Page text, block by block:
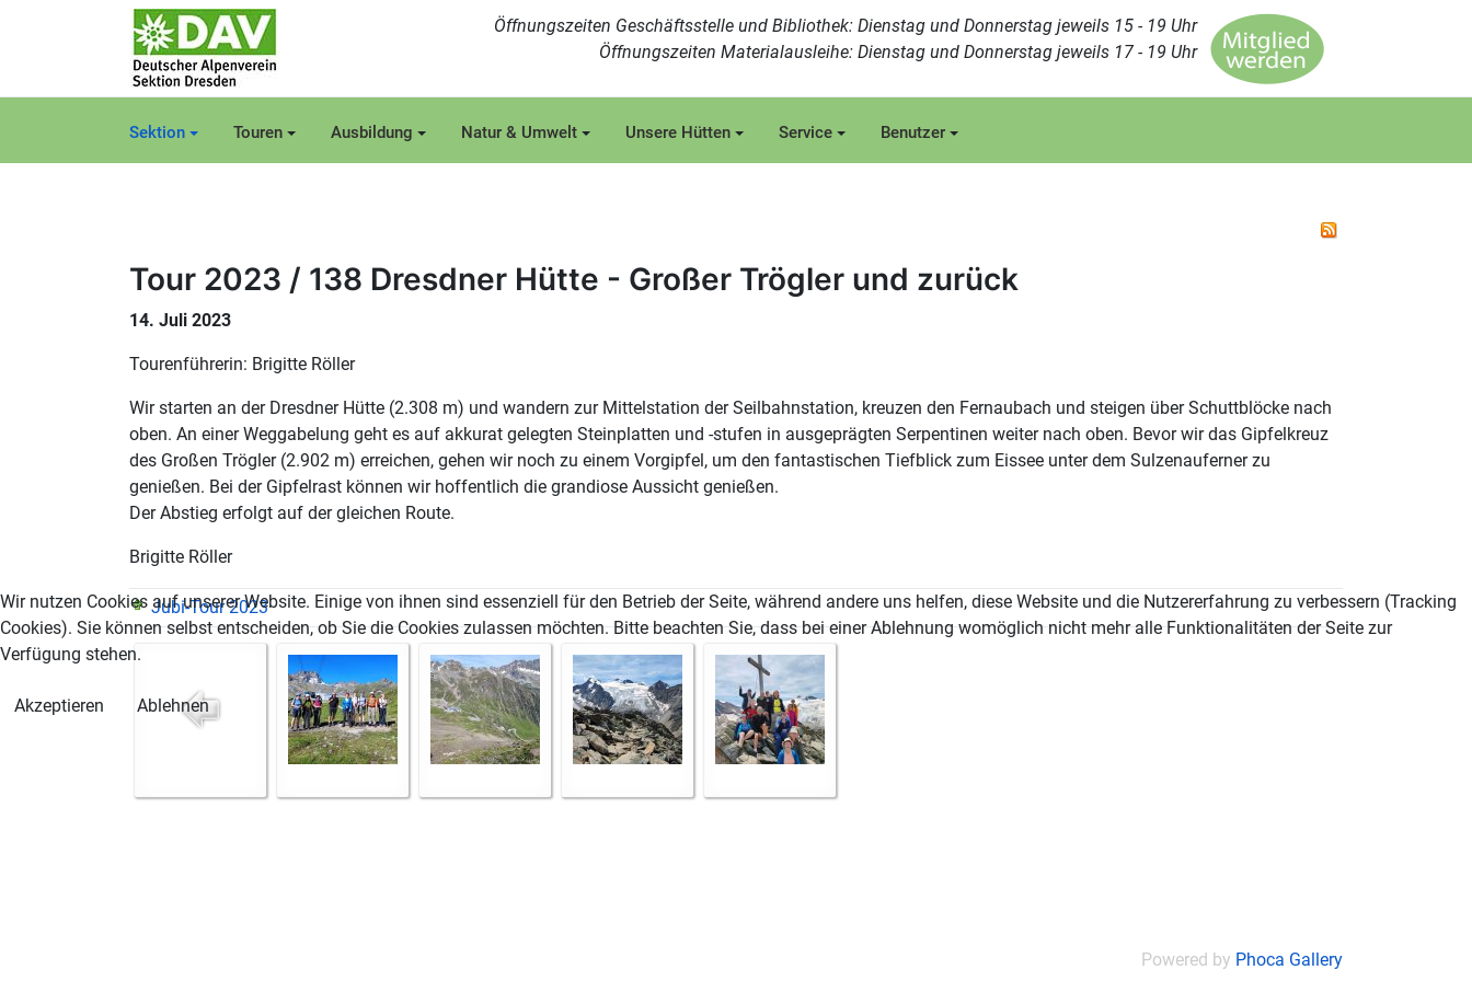
Öffnungszeiten Geschäftsstelle und Bibliothek: Dienstag und Donnerstag jeweils 15 - 19 Uhr
Öffnungszeiten Materialausleihe: Dienstag und Donnerstag jeweils 17 - 19 Uhr
Sektion Touren Ausbildung Natur & Umwelt Unsere Hütten Service Benutzer
Tour 2023 / 138 Dresdner Hütte - Großer Trögler und zurück
14. Juli 2023
Tourenführerin: Brigitte Röller
Wir starten an der Dresdner Hütte (2.308 m) und wandern zur Mittelstation der Seilbahnstation, kreuzen den Fernaubach und steigen über Schuttblöcke nach
oben. An einer Weggabelung geht es auf akkurat gelegten Steinplatten und -stufen in ausgeprägten Serpentinen weiter nach oben. Bevor wir das Gipfelkreuz
des Großen Trögler (2.902 m) erreichen, gehen wir noch zu einem Vorgipfel, um den fantastischen Tiefblick zum Eissee unter dem Sulzenauferner zu
genießen. Bei der Gipfelrast können wir hoffentlich die grandiose Aussicht genießen.
Der Abstieg erfolgt auf der gleichen Route.
Brigitte Röller
Jubi-Tour 2023
Powered by Phoca Gallery
Wir nutzen Cookies auf unserer Website. Einige von ihnen sind essenziell für den Betrieb der Seite, während andere uns helfen, diese Website und die Nutzererfahrung zu verbessern (Tracking
Cookies). Sie können selbst entscheiden, ob Sie die Cookies zulassen möchten. Bitte beachten Sie, dass bei einer Ablehnung womöglich nicht mehr alle Funktionalitäten der Seite zur
Verfügung stehen.
Akzeptieren Ablehnen